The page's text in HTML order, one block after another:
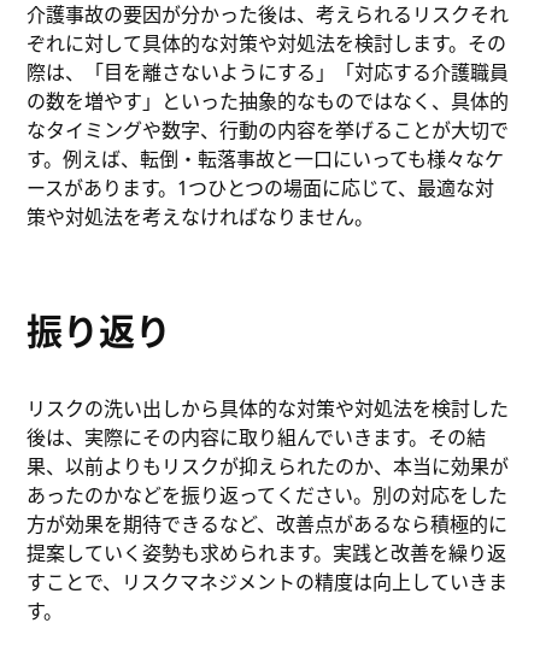
介護事故の要因が分かった後は、考えられるリスクそれ
ぞれに対して具体的な対策や対処法を検討します。その
際は、「目を離さないようにする」「対応する介護職員
の数を増やす」といった抽象的なものではなく、具体的
なタイミングや数字、行動の内容を挙げることが大切で
す。例えば、転倒・転落事故と一口にいっても様々なケ
ースがあります。1つひとつの場面に応じて、最適な対
策や対処法を考えなければなりません。
振り返り
リスクの洗い出しから具体的な対策や対処法を検討した
後は、実際にその内容に取り組んでいきます。その結
果、以前よりもリスクが抑えられたのか、本当に効果が
あったのかなどを振り返ってください。別の対応をした
方が効果を期待できるなど、改善点があるなら積極的に
提案していく姿勢も求められます。実践と改善を繰り返
すことで、リスクマネジメントの精度は向上していきま
す。